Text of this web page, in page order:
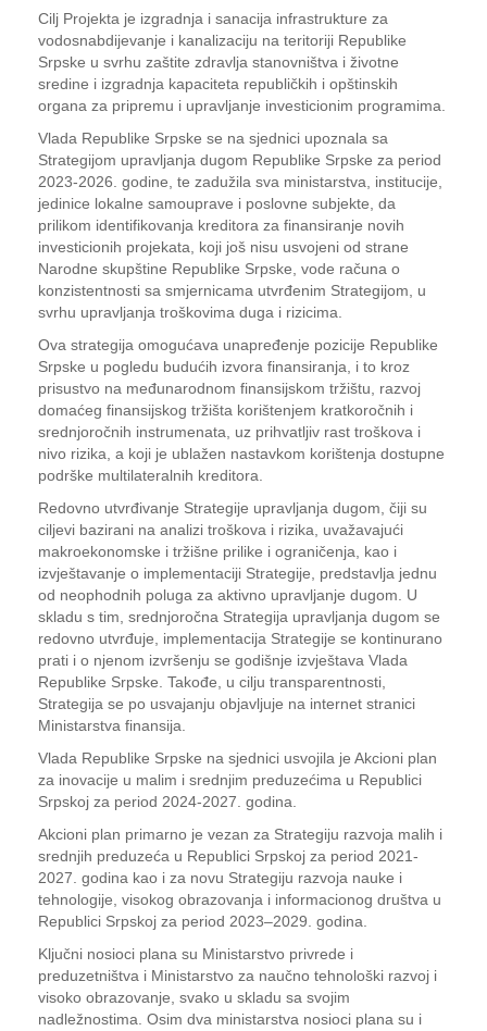
Cilj Projekta je izgradnja i sanacija infrastrukture za
vodosnabdijevanje i kanalizaciju na teritoriji Republike
Srpske u svrhu zaštite zdravlja stanovništva i životne
sredine i izgradnja kapaciteta republičkih i opštinskih
organa za pripremu i upravljanje investicionim programima.
Vlada Republike Srpske se na sjednici upoznala sa
Strategijom upravljanja dugom Republike Srpske za period
2023-2026. godine, te zadužila sva ministarstva, institucije,
jedinice lokalne samouprave i poslovne subjekte, da
prilikom identifikovanja kreditora za finansiranje novih
investicionih projekata, koji još nisu usvojeni od strane
Narodne skupštine Republike Srpske, vode računa o
konzistentnosti sa smjernicama utvrđenim Strategijom, u
svrhu upravljanja troškovima duga i rizicima.
Ova strategija omogućava unapređenje pozicije Republike
Srpske u pogledu budućih izvora finansiranja, i to kroz
prisustvo na međunarodnom finansijskom tržištu, razvoj
domaćeg finansijskog tržišta korištenjem kratkoročnih i
srednjoročnih instrumenata, uz prihvatljiv rast troškova i
nivo rizika, a koji je ublažen nastavkom korištenja dostupne
podrške multilateralnih kreditora.
Redovno utvrđivanje Strategije upravljanja dugom, čiji su
ciljevi bazirani na analizi troškova i rizika, uvažavajući
makroekonomske i tržišne prilike i ograničenja, kao i
izvještavanje o implementaciji Strategije, predstavlja jednu
od neophodnih poluga za aktivno upravljanje dugom. U
skladu s tim, srednjoročna Strategija upravljanja dugom se
redovno utvrđuje, implementacija Strategije se kontinurano
prati i o njenom izvršenju se godišnje izvještava Vlada
Republike Srpske. Takođe, u cilju transparentnosti,
Strategija se po usvajanju objavljuje na internet stranici
Ministarstva finansija.
Vlada Republike Srpske na sjednici usvojila je Akcioni plan
za inovacije u malim i srednjim preduzećima u Republici
Srpskoj za period 2024-2027. godina.
Akcioni plan primarno je vezan za Strategiju razvoja malih i
srednjih preduzeća u Republici Srpskoj za period 2021-
2027. godina kao i za novu Strategiju razvoja nauke i
tehnologije, visokog obrazovanja i informacionog društva u
Republici Srpskoj za period 2023–2029. godina.
Ključni nosioci plana su Ministarstvo privrede i
preduzetništva i Ministarstvo za naučno tehnološki razvoj i
visoko obrazovanje, svako u skladu sa svojim
nadležnostima. Osim dva ministarstva nosioci plana su i